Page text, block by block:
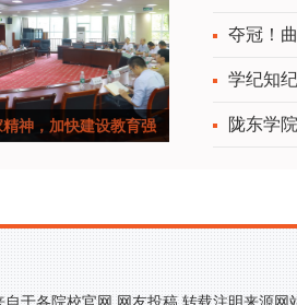
神，加快建设教育强
夺冠！
学纪知
陇东学